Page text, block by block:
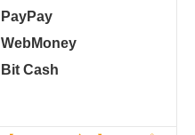
PayPay
WebMoney
Bit Cash